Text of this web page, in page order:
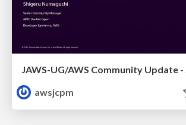
awsjcpm